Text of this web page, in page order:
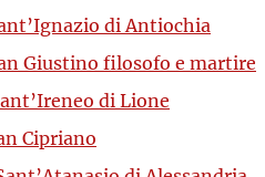
di Antiochia
Giustino filosofo e martire
di Lione
Cipriano